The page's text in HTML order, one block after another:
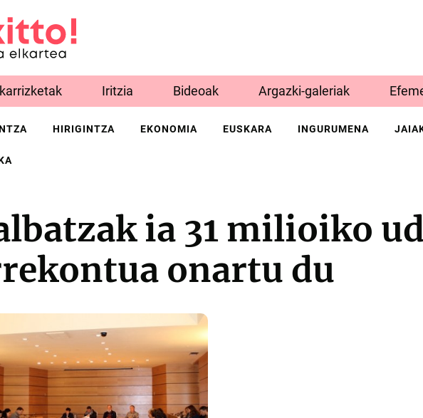
Iritzia Bideoak Argazki-galeriak
HIRIGINTZA EKONOMIA EUSKARA INGURUMENA
ia 31 milioiko
onartu du